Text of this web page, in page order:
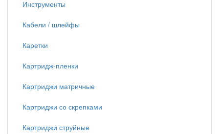
Инструменты
Кабели / шлейфы
Каретки
Картридж-пленки
Картриджи матричные
Картриджи со скрепками
Картриджи струйные